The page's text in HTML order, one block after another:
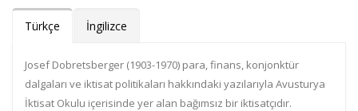
Türkçe İngilizce
Josef Dobretsberger (1903-1970) para, finans, konjonktür
dalgaları ve iktisat politikaları hakkındaki yazılarıyla Avusturya
İktisat Okulu içerisinde yer alan bağımsız bir iktisatçıdır.